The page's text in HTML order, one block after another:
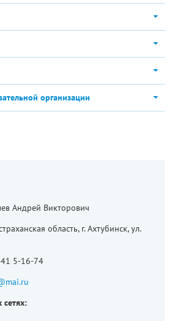
организации
Андрей Викторович
область, г. Ахтубинск, ул.
5-16-74